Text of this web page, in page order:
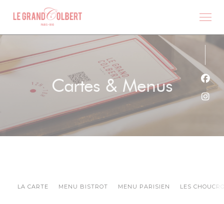
Personnalisation de vos choix en matière de cookies
Cartes & Menus
LA CARTE MENU BISTROT MENU PARISIEN LES